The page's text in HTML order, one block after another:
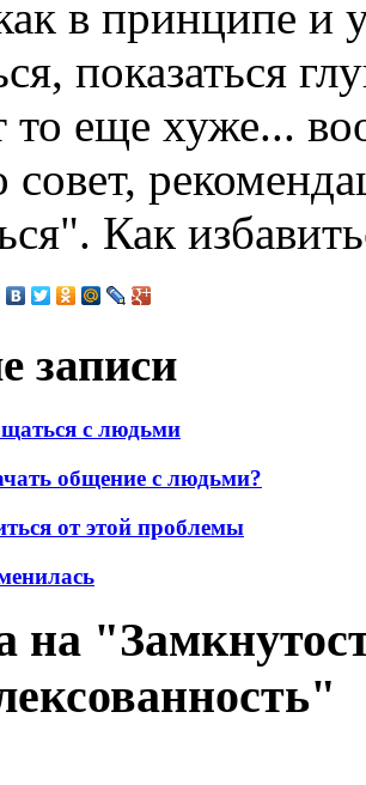
в принципе и
показаться
то еще хуже...
совет,
Как
записи
с людьми
общение с людьми?
от этой проблемы
на